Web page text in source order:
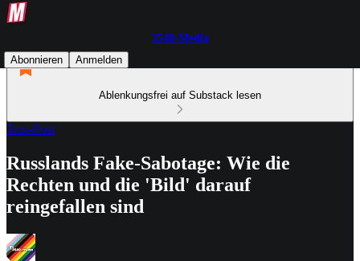
3540-Media
Abonnieren
Anmelden
Ablenkungsfrei auf Substack lesen
Text-Post
Russlands Fake-Sabotage: Wie die
Rechten und die 'Bild' darauf
reingefallen sind